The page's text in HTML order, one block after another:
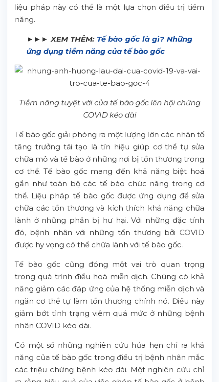
liệu pháp này có thể là một lựa chọn điều trị tiềm
năng.
►►► XEM THÊM: Tế bào gốc là gì? Những
ứng dụng tiềm năng của tế bào gốc
Tiềm năng tuyệt vời của tế bào gốc lên hội chứng
COVID kéo dài
Tế bào gốc giải phóng ra một lượng lớn các nhân tố
tăng trưởng tái tạo là tín hiệu giúp cơ thể tự sửa
chữa mô và tế bào ở những nơi bị tổn thương trong
cơ thể. Tế bào gốc mang đến khả năng biệt hoá
gần như toàn bộ các tế bào chức năng trong cơ
thể. Liệu pháp tế bào gốc được ứng dụng để sửa
chữa các tổn thương và kích thích khả năng chữa
lành ở những phần bị hư hại. Với những đặc tính
đó, bệnh nhân với những tổn thương bởi COVID
được hy vọng có thể chữa lành với tế bào gốc.
Tế bào gốc cũng đóng một vai trò quan trọng
trong quá trình điều hoà miễn dịch. Chúng có khả
năng giảm các đáp ứng của hệ thống miễn dịch và
ngăn cơ thể tự làm tổn thương chính nó. Điều này
giảm bớt tình trạng viêm quá mức ở những bệnh
nhân COVID kéo dài.
Có một số những nghiên cứu hứa hẹn chỉ ra khả
năng của tế bào gốc trong điều trị bệnh nhân mắc
các triệu chứng bệnh kéo dài. Một nghiên cứu chỉ